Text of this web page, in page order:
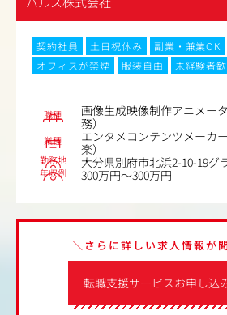
契約社員 土日祝休み 副業・兼業OK
オフィスが禁煙
服装自由
未経験者
職種
画像生成映像制作アニメー
務）
業種
エンタメコンテンツメーカ
楽）
勤務地 大分県別府市北浜2-10-19グ
年収例 300万円～300万円
転職支援サービスお申し込
＼さらに詳しい求人情報が